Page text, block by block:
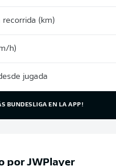
recorrida (km)
h)
jugada
BUNDESLIGA EN LA APP!
porJWPlayer